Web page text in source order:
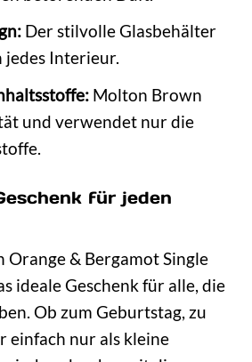
Der stilvolle Glasbehälter
jedes Interieur.
Molton Brown
und verwendet nur die
für jeden
& Bergamot Single
ideale Geschenk für alle, die
Ob zum Geburtstag, zu
einfach nur als kleine